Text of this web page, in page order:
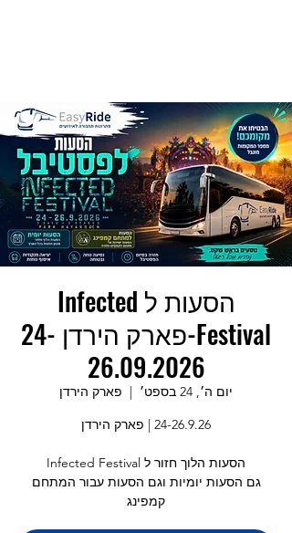
הסעות ל Infected
Festival-פארק הירדן 24-
26.09.2026
יום ה׳, 24 בספט׳
  |
פארק הירדן
גם הסעות יומיות וגם הסעות עבור המתחם
קמפינג